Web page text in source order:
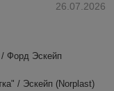
26.07.2026
/ Форд Эскейп
/ Эскейп (Norplast)